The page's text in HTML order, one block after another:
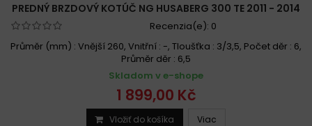
PREDNÝ BRZDOVÝ KOTÚČ NG HUSABERG 300 TE 2011 - 2014
Recenzia(e): 0
Průměr (mm) : Vnější 260, Vnitřní : -, Tloušťka : 3/3,5, Počet děr : 6,
Průměr děr : 6,5
Skladom v e-shope
1 899,00 Kč
Vložiť do košíka Viac